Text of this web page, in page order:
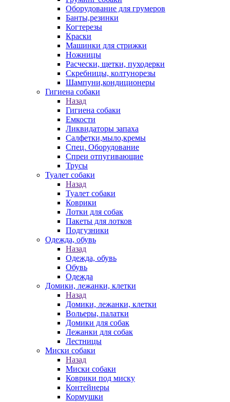
Оборудование для грумеров
Банты,резинки
Когтерезы
Краски
Машинки для стрижки
Ножницы
Расчески, щетки, пуходерки
Скребницы, колтунорезы
Шампуни,кондиционеры
Гигиена собаки
Назад
Гигиена собаки
Емкости
Ликвидаторы запаха
Салфетки,мыло,кремы
Спец. Оборудование
Спреи отпугивающие
Трусы
Туалет собаки
Назад
Туалет собаки
Коврики
Лотки для собак
Пакеты для лотков
Подгузники
Одежда, обувь
Назад
Одежда, обувь
Обувь
Одежда
Домики, лежанки, клетки
Назад
Домики, лежанки, клетки
Вольеры, палатки
Домики для собак
Лежанки для собак
Лестницы
Миски собаки
Назад
Миски собаки
Коврики под миску
Контейнеры
Кормушки